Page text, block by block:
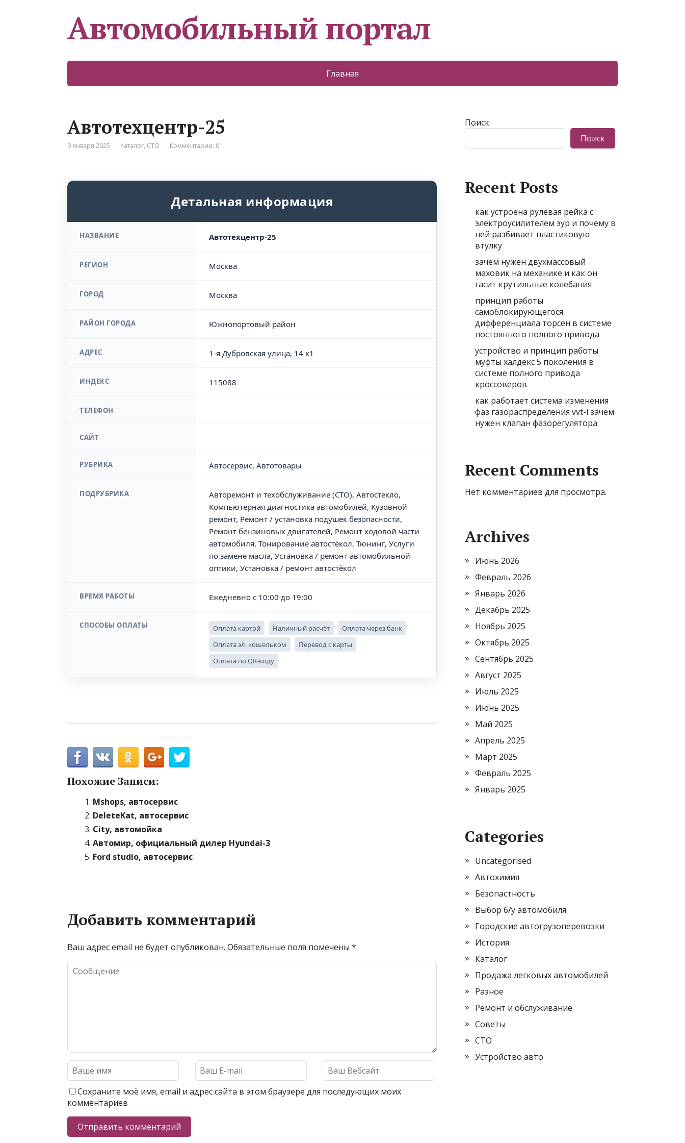
Автомобильный портал
Главная
Автотехцентр-25
9 января 2025 Каталог, СТО Комментарии: 0
Детальная информация
НАЗВАНИЕ Автотехцентр-25
РЕГИОН Москва
ГОРОД Москва
РАЙОН ГОРОДА Южнопортовый район
АДРЕС 1-я Дубровская улица, 14 к1
ИНДЕКС 115088
ТЕЛЕФОН
САЙТ
РУБРИКА Автосервис, Автотовары
ПОДРУБРИКА
Авторемонт и техобслуживание (СТО), Автостекло,
Компьютерная диагностика автомобилей, Кузовной
ремонт, Ремонт / установка подушек безопасности,
Ремонт бензиновых двигателей, Ремонт ходовой части
автомобиля, Тонирование автостёкол, Тюнинг, Услуги
по замене масла, Установка / ремонт автомобильной
оптики, Установка / ремонт автостёкол
ВРЕМЯ РАБОТЫ Ежедневно с 10:00 до 19:00
СПОСОБЫ ОПЛАТЫ Оплата картой Наличный расчёт
Оплата через банк
Оплата эл. кошельком
Перевод с карты
Оплата по QR-коду
Похожие Записи:
Mshops, автосервис
DeleteKat, автосервис
City, автомойка
Автомир, официальный дилер Hyundai-3
Ford studio, автосервис
Добавить комментарий
Ваш адрес email не будет опубликован. Обязательные поля помечены *
Сохраните моё имя, email и адрес сайта в этом браузере для последующих моих
комментариев
Поиск
Поиск
Recent Posts
как устроена рулевая рейка с
электроусилителем эур и почему в
ней разбивает пластиковую
втулку
зачем нужен двухмассовый
маховик на механике и как он
гасит крутильные колебания
принцип работы
самоблокирующегося
дифференциала торсен в системе
постоянного полного привода
устройство и принцип работы
муфты халдекс 5 поколения в
системе полного привода
кроссоверов
как работает система изменения
фаз газораспределения vvt-i зачем
нужен клапан фазорегулятора
Recent Comments
Нет комментариев для просмотра.
Archives
Июнь 2026
Февраль 2026
Январь 2026
Декабрь 2025
Ноябрь 2025
Октябрь 2025
Сентябрь 2025
Август 2025
Июль 2025
Июнь 2025
Май 2025
Апрель 2025
Март 2025
Февраль 2025
Январь 2025
Categories
Uncategorised
Автохимия
Безопастность
Выбор б/у автомобиля
Городские автогрузоперевозки
История
Каталог
Продажа легковых автомобилей
Разное
Ремонт и обслуживание
Советы
СТО
Устройство авто